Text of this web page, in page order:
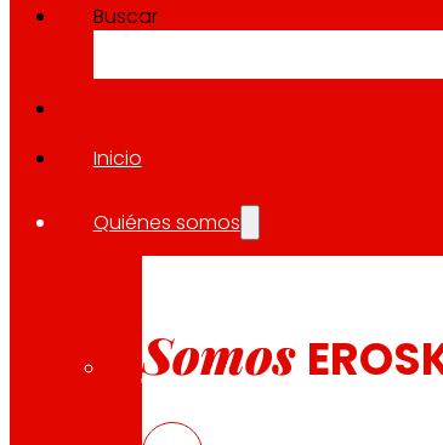
Buscar
Inicio
Quiénes somos
Somos